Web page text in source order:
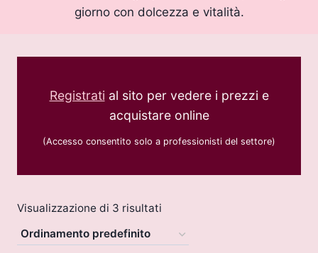
giorno con dolcezza e vitalità.
Registrati al sito per vedere i prezzi e
acquistare online
(Accesso consentito solo a professionisti del settore)
Visualizzazione di 3 risultati